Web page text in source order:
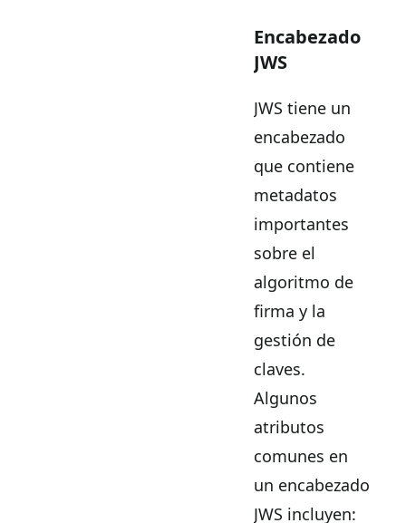
Encabezado
JWS
JWS tiene un
encabezado
que contiene
metadatos
importantes
sobre el
algoritmo de
firma y la
gestión de
claves.
Algunos
atributos
comunes en
un encabezado
JWS incluyen: